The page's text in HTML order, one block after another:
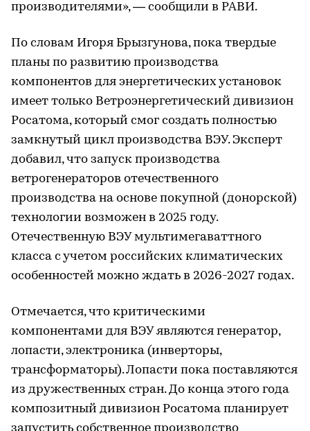
производителями», — сообщили в РАВИ.
По словам Игоря Брызгунова, пока твердые
планы по развитию производства
компонентов для энергетических установок
имеет только Ветроэнергетический дивизион
Росатома, который смог создать полностью
замкнутый цикл производства ВЭУ. Эксперт
добавил, что запуск производства
ветрогенераторов отечественного
производства на основе покупной (донорской)
технологии возможен в 2025 году.
Отечественную ВЭУ мультимегаваттного
класса с учетом российских климатических
особенностей можно ждать в 2026-2027 годах.
Отмечается, что критическими
компонентами для ВЭУ являются генератор,
лопасти, электроника (инверторы,
трансформаторы). Лопасти пока поставляются
из дружественных стран. До конца этого года
композитный дивизион Росатома планирует